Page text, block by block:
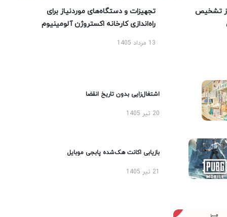
تشخیص
تجهیزات و دستگاه‌های موردنیاز برای
راه‌اندازی کارخانه اکستروژن آلومینیوم
13 مرداد 1405
اشتغال‌زایی بدون تاریخ انقضا
20 تیر 1405
بازیابی اکانت هک‌شده پابجی موبایل